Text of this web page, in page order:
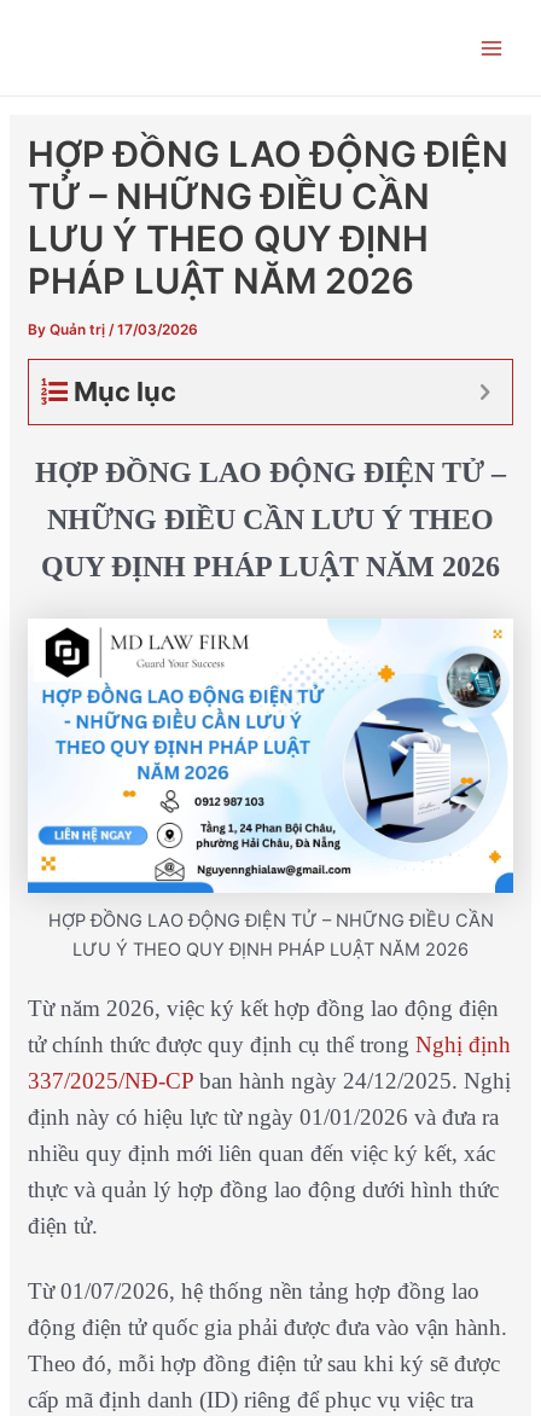
HỢP ĐỒNG LAO ĐỘNG ĐIỆN
TỬ – NHỮNG ĐIỀU CẦN
LƯU Ý THEO QUY ĐỊNH
PHÁP LUẬT NĂM 2026
By Quản trị /17/03/2026
Mục lục
HỢP ĐỒNG LAO ĐỘNG ĐIỆN TỬ –
NHỮNG ĐIỀU CẦN LƯU Ý THEO
QUY ĐỊNH PHÁP LUẬT NĂM 2026
HỢP ĐỒNG LAO ĐỘNG ĐIỆN TỬ – NHỮNG ĐIỀU CẦN
LƯU Ý THEO QUY ĐỊNH PHÁP LUẬT NĂM 2026
Từ năm 2026, việc ký kết hợp đồng lao động điện
tử chính thức được quy định cụ thể trong Nghị định
337/2025/NĐ-CPban hành ngày 24/12/2025. Nghị
định này có hiệu lực từ ngày 01/01/2026 và đưa ra
nhiều quy định mới liên quan đến việc ký kết, xác
thực và quản lý hợp đồng lao động dưới hình thức
điện tử.
Từ 01/07/2026, hệ thống nền tảng hợp đồng lao
động điện tử quốc gia phải được đưa vào vận hành.
Theo đó, mỗi hợp đồng điện tử sau khi ký sẽ được
cấp mã định danh (ID) riêng để phục vụ việc tra